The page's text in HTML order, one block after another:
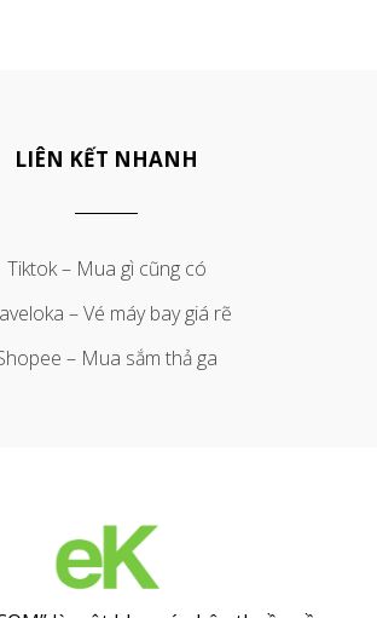
LIÊN KẾT NHANH
Tiktok – Mua gì cũng có
– Vé máy bay giá rẽ
– Mua sắm thả ga